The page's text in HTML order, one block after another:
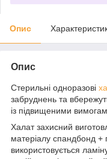
Опис
Опис
Стерильні одноразові
забруднень та
із підвищеними
Халат захисний
матеріалу спандбонд +
використовується